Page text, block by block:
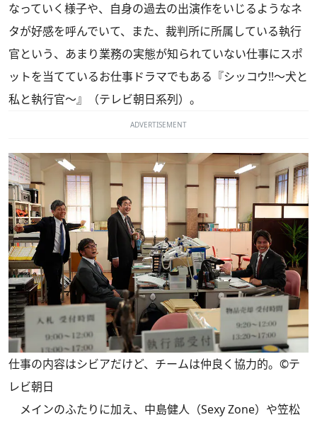
なっていく様子や、自身の過去の出演作をいじるようなネ
タが好感を呼んでいて、また、裁判所に所属している執行
官という、あまり業務の実態が知られていない仕事にスポ
ットを当てているお仕事ドラマでもある『シッコウ!!～犬と
私と執行官～』（テレビ朝日系列）。
ADVERTISEMENT
仕事の内容はシビアだけど、チームは仲良く協力的。©テ
レビ朝日
メインのふたりに加え、中島健人（Sexy Zone）や笠松